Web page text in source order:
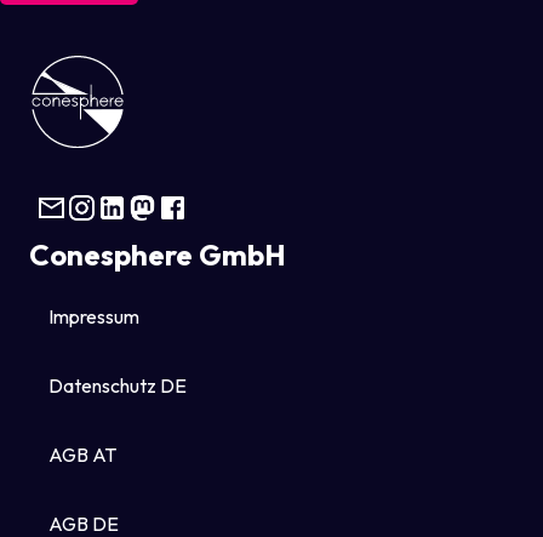
Conesphere GmbH
Impressum
Datenschutz DE
AGB AT
AGB DE